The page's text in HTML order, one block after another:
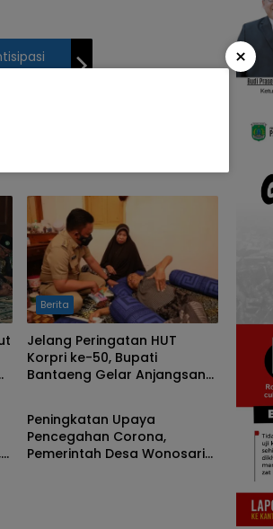
Berita
Jelang Peringatan HUT
Korpri ke-50, Bupati
Bantaeng Gelar Anjangsana
Berita
Peningkatan Upaya
Pencegahan Corona,
Pemerintah Desa Wonosari
×